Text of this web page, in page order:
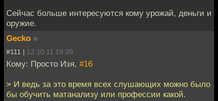
Сейчас больше интересуются кому урожай, деньги и
оружие.
Gecko »
#111 | 12.10.11 19:20
Кому: Просто Изя, #16
> И ведь за это время всех слушающих можно было
бы обучить матанализу или профессии какой.